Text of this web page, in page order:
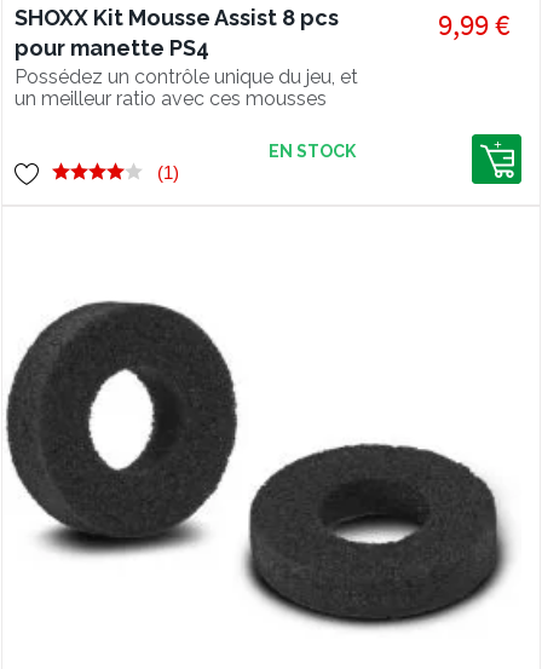
SHOXX Kit Mousse Assist 8 pcs
pour manette PS4
Possédez un contrôle unique du jeu, et
un meilleur ratio avec ces mousses
9,99 €
(1)
EN STOCK